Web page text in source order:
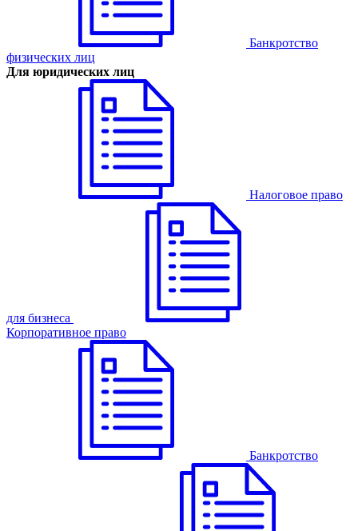
Банкротство
физических лиц
Для юридических лиц
Налоговое право
для бизнеса
Корпоративное право
Банкротство